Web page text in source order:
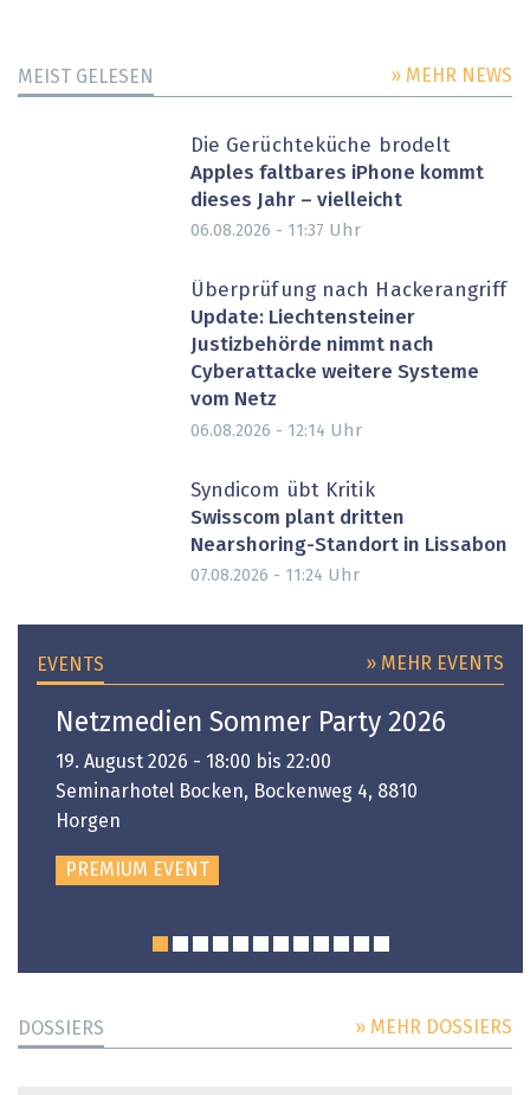
MEIST GELESEN » MEHR NEWS
Die Gerüchteküche brodelt
Apples faltbares iPhone kommt
dieses Jahr – vielleicht
06.08.2026 - 11:37 Uhr
Überprüfung nach Hackerangriff
Update: Liechtensteiner
Justizbehörde nimmt nach
Cyberattacke weitere Systeme
vom Netz
06.08.2026 - 12:14 Uhr
Syndicom übt Kritik
Swisscom plant dritten
Nearshoring-Standort in Lissabon
07.08.2026 - 11:24 Uhr
EVENTS » MEHR EVENTS
Netzmedien Sommer Party 2026
19. August 2026 - 18:00 bis 22:00
Seminarhotel Bocken, Bockenweg 4, 8810
Horgen
PREMIUM EVENT
DOSSIERS » MEHR DOSSIERS